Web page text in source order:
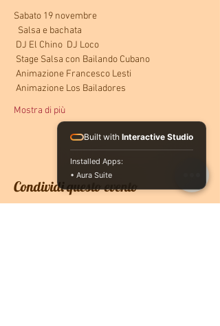
Sabato 19 novembre
  Salsa e bachata
DJ El Chino  DJ Loco
Stage Salsa con Bailando Cubano
Animazione Francesco Lesti
Animazione Los Bailadores
Mostra di più
Condividi questo evento
Built with Interactive Studio
Installed Apps:
• Aura Suite